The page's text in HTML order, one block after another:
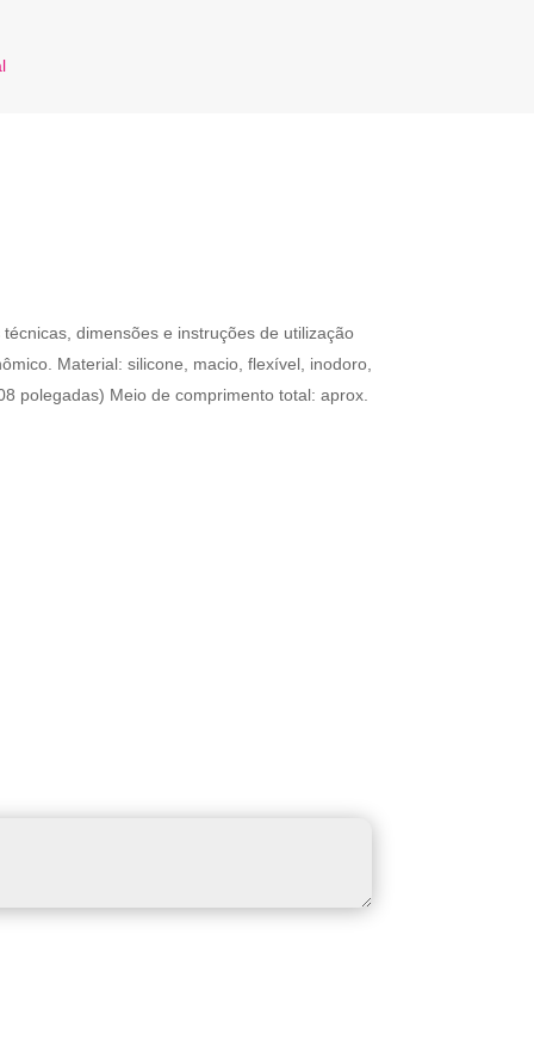
dimensões e instruções de utilização
Material: silicone, macio, flexível, inodoro,
polegadas) Meio de comprimento total: aprox.